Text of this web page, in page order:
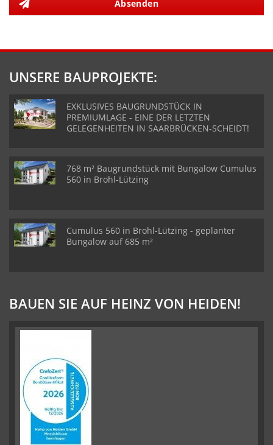
Absenden
UNSERE BAUPROJEKTE:
EXKLUSIVES BAUGRUNDSTÜCK IN
PREMIUMLAGE - EINE DER LETZTEN
GELEGENHEITEN IN SAARBRÜCKEN-SCHEIDT!
768 m² Baugrundstück mit Bungalow Cumulus
560 in Brohl-Lützing
Cumulus 560 in Brohl-Lützing - geplanter
Bungalow auf 685 m²
BAUEN SIE AUF HEINZ VON HEIDEN!